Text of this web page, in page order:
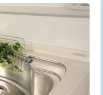
3,300円
5,500円
5,500円
+3,300円
33,000円
8,800円
11,000円